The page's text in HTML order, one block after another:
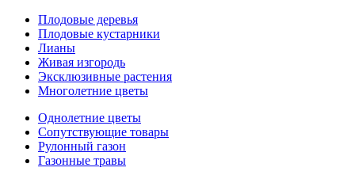
Плодовые деревья
Плодовые кустарники
Лианы
Живая изгородь
Эксклюзивные растения
Многолетние цветы
Однолетние цветы
Сопутствующие товары
Рулонный газон
Газонные травы